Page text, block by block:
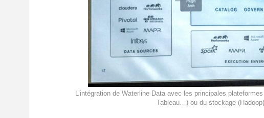
L’intégration de Waterline Data avec les principales
Tableau…) ou du stockage